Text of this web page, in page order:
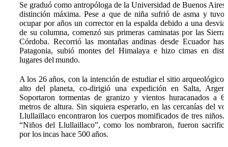
Se graduó como antropóloga de la Universidad de Buenos Aires
distinción máxima. Pese a que de niña sufrió de asma y tuvo
ocupar por años un corrector en la espalda debido a una
de su columna, comenzó sus primeras caminatas por las
Córdoba. Recorrió las montañas andinas desde Ecuador
Patagonia, subió montes del Himalaya e hizo cimas en
lugares del mundo.
A los 26 años, con la intención de estudiar el sitio arqueológico
alto del planeta, co-dirigió una expedición en Salta,
Soportaron tormentas de granizo y vientos huracanados a
metros de altura. Sin siquiera esperarlo, en las cercanías del
Llullaillaco encontraron los cuerpos momificados de tres niños.
“Niños del Llullaillaco”, como los nombraron, fueron
por los incas hace 500 años.